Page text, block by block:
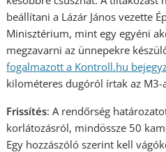
beállítani a Lázár János vezette
Minisztérium, mint egy egyéni
megzavarni az ünnepekre
fogalmazott a Kontroll.hu
kilométeres dugóról írtak az M3-
Frissítés: A rendőrség
korlátozásról, mindössze 50
Egy hozzászóló szerint kell